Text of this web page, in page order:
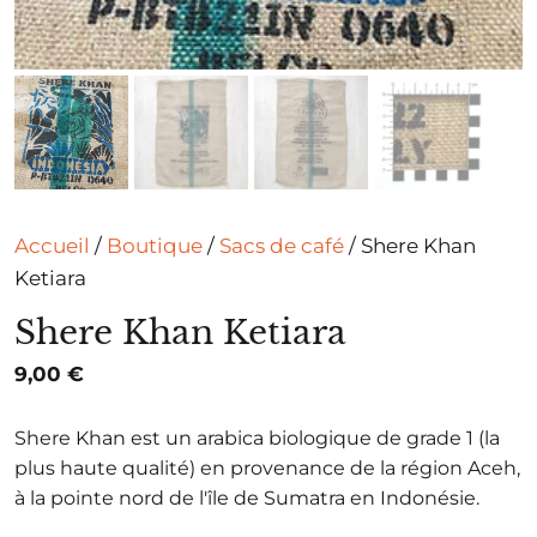
Accueil / Boutique / Sacs de café / Shere Khan
Ketiara
Shere Khan Ketiara
9,00 €
Shere Khan est un arabica biologique de grade 1 (la
plus haute qualité) en provenance de la région Aceh,
à la pointe nord de l'île de Sumatra en Indonésie.